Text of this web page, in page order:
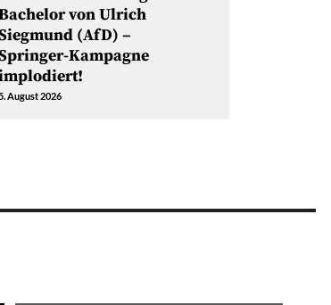
von Ulrich
(AfD) –
Kampagne
August 2026